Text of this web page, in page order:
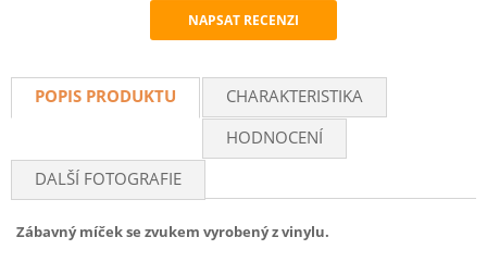
Recommend
NAPSAT RECENZI
POPIS PRODUKTU
CHARAKTERISTIKA
HODNOCENÍ
DALŠÍ FOTOGRAFIE
Zábavný míček se zvukem vyrobený z vinylu.